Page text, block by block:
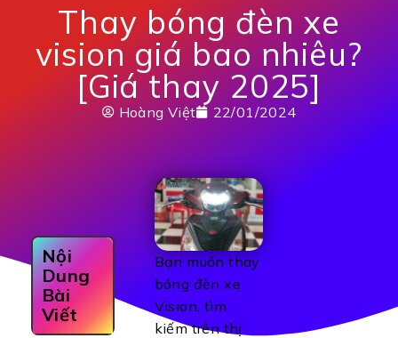
Thay bóng đèn xe
vision giá bao nhiêu?
[Giá thay 2025]
Hoàng Việt 22/01/2024
Nội
Dung
Bài
Viết
Bạn muốn thay
bóng đèn xe
Vision, tìm
kiếm trên thị